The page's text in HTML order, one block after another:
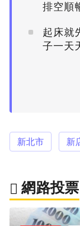
排空順
起床就
子一天
新北市 新
網路投票